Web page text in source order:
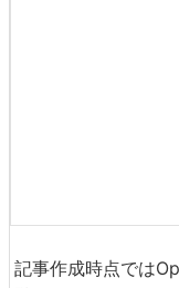
記事作成時点では